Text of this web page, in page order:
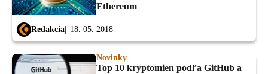
Ethereum
Redakcia 18. 05. 2018
Novinky
Top 10 kryptomien podľa GitHub a